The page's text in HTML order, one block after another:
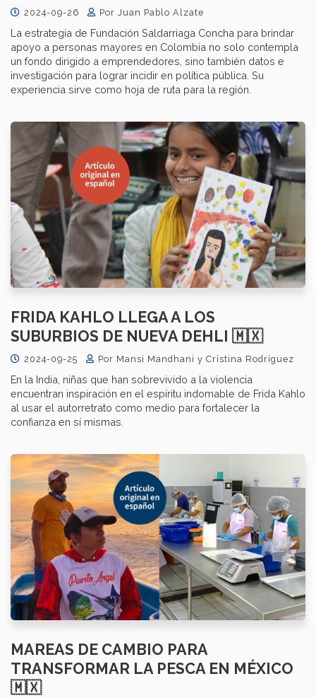
2024-09-26 Por Juan Pablo Alzate
La estrategia de Fundación Saldarriaga Concha para brindar
apoyo a personas mayores en Colombia no solo contempla
un fondo dirigido a emprendedores, sino también datos e
investigación para lograr incidir en política pública. Su
experiencia sirve como hoja de ruta para la región.
FRIDA KAHLO LLEGA A LOS
SUBURBIOS DE NUEVA DEHLI 🇲🇽
2024-09-25 Por Mansi Mandhani y Cristina Rodríguez
En la India, niñas que han sobrevivido a la violencia
encuentran inspiración en el espíritu indomable de Frida Kahlo
al usar el autorretrato como medio para fortalecer la
confianza en sí mismas.
MAREAS DE CAMBIO PARA
TRANSFORMAR LA PESCA EN MÉXICO
🇲🇽